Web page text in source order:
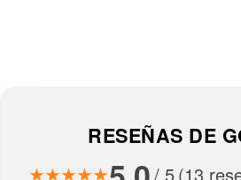
RESEÑAS DE
★★★★★ / 5(13